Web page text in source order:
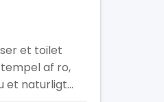
et toilet
af ro,
et naturligt